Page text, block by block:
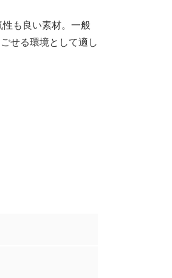
も良い素材。一般
せる環境として適し